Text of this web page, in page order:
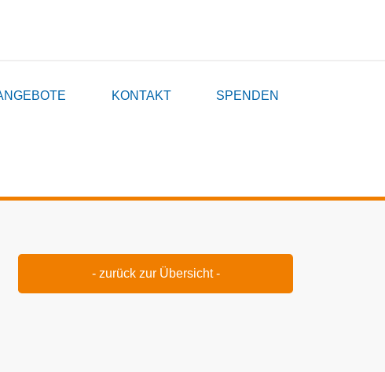
KONTAKT SPENDEN
- zurück zur Übersicht -